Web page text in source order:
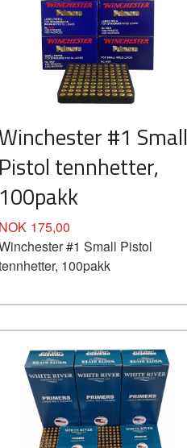
Winchester #1 Small
Pistol tennhetter,
100pakk
Pris
NOK 175,00
#1 Small Pistol
100pakk